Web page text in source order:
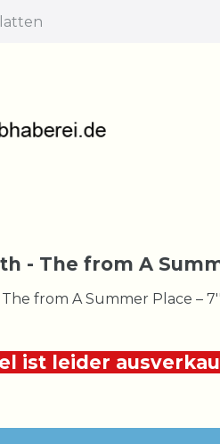
- The from A
from A Summer Place –
ist leider